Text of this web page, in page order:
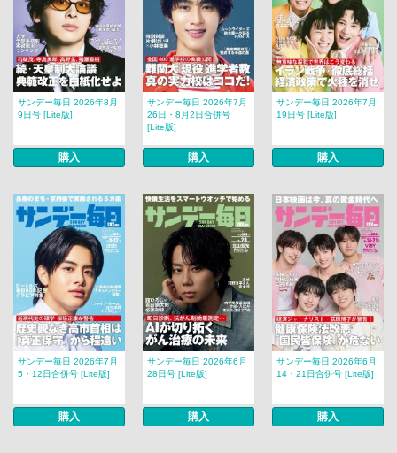
サンデー毎日 2026年8月
9日号 [Lite版]
購入
サンデー毎日 2026年7月
26日・8月2日合併号
[Lite版]
購入
サンデー毎日 2026年7月
19日号 [Lite版]
購入
サンデー毎日 2026年7月
5・12日合併号 [Lite版]
購入
サンデー毎日 2026年6月
28日号 [Lite版]
購入
サンデー毎日 2026年6月
14・21日合併号 [Lite版]
購入